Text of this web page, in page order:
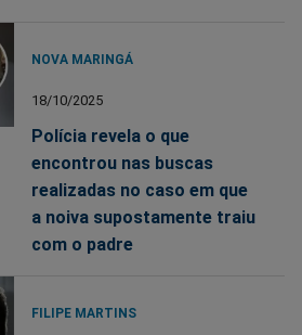
NOVA MARINGÁ
18/10/2025
Polícia revela o que
encontrou nas buscas
realizadas no caso em que
a noiva supostamente traiu
com o padre
FILIPE MARTINS